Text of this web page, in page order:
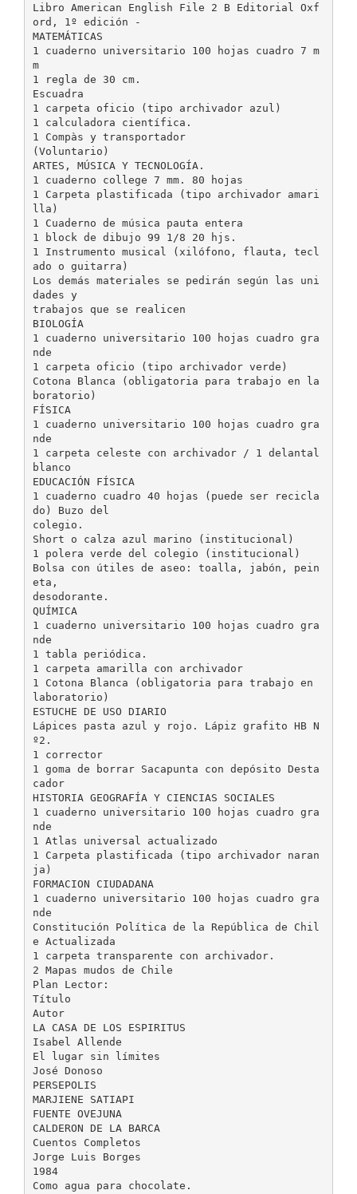
Libro American English File 2 B Editorial Oxf
ord, 1º edición -
MATEMÁTICAS
1 cuaderno universitario 100 hojas cuadro 7 m
m
1 regla de 30 cm.
Escuadra
1 carpeta oficio (tipo archivador azul)
1 calculadora científica.
1 Compàs y transportador
(Voluntario)
ARTES, MÚSICA Y TECNOLOGÍA.
1 cuaderno college 7 mm. 80 hojas
1 Carpeta plastificada (tipo archivador amari
lla)
1 Cuaderno de música pauta entera
1 block de dibujo 99 1/8 20 hjs.
1 Instrumento musical (xilófono, flauta, tecl
ado o guitarra)
Los demás materiales se pedirán según las uni
dades y
trabajos que se realicen
BIOLOGÍA
1 cuaderno universitario 100 hojas cuadro gra
nde
1 carpeta oficio (tipo archivador verde)
Cotona Blanca (obligatoria para trabajo en la
boratorio)
FÍSICA
1 cuaderno universitario 100 hojas cuadro gra
nde
1 carpeta celeste con archivador / 1 delantal
blanco
EDUCACIÓN FÍSICA
1 cuaderno cuadro 40 hojas (puede ser recicla
do) Buzo del
colegio.
Short o calza azul marino (institucional)
1 polera verde del colegio (institucional)
Bolsa con útiles de aseo: toalla, jabón, pein
eta,
desodorante.
QUÍMICA
1 cuaderno universitario 100 hojas cuadro gra
nde
1 tabla periódica.
1 carpeta amarilla con archivador
1 Cotona Blanca (obligatoria para trabajo en
laboratorio)
ESTUCHE DE USO DIARIO
Lápices pasta azul y rojo. Lápiz grafito HB N
º2.
1 corrector
1 goma de borrar Sacapunta con depósito Desta
cador
HISTORIA GEOGRAFÍA Y CIENCIAS SOCIALES
1 cuaderno universitario 100 hojas cuadro gra
nde
1 Atlas universal actualizado
1 Carpeta plastificada (tipo archivador naran
ja)
FORMACION CIUDADANA
1 cuaderno universitario 100 hojas cuadro gra
nde
Constitución Política de la República de Chil
e Actualizada
1 carpeta transparente con archivador.
2 Mapas mudos de Chile
Plan Lector:
Título
Autor
LA CASA DE LOS ESPIRITUS
Isabel Allende
El lugar sin límites
José Donoso
PERSEPOLIS
MARJIENE SATIAPI
FUENTE OVEJUNA
CALDERON DE LA BARCA
Cuentos Completos
Jorge Luis Borges
1984
Como agua para chocolate.